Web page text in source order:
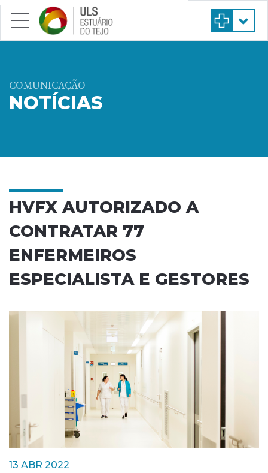
Saltar para conteúdo principal
COMUNICAÇÃO
NOTÍCIAS
HVFX AUTORIZADO A
CONTRATAR 77
ENFERMEIROS
ESPECIALISTA E GESTORES
13 ABR 2022